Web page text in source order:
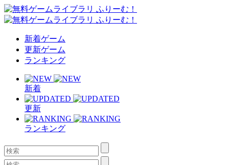
新着ゲーム
更新ゲーム
ランキング
新着
更新
ランキング